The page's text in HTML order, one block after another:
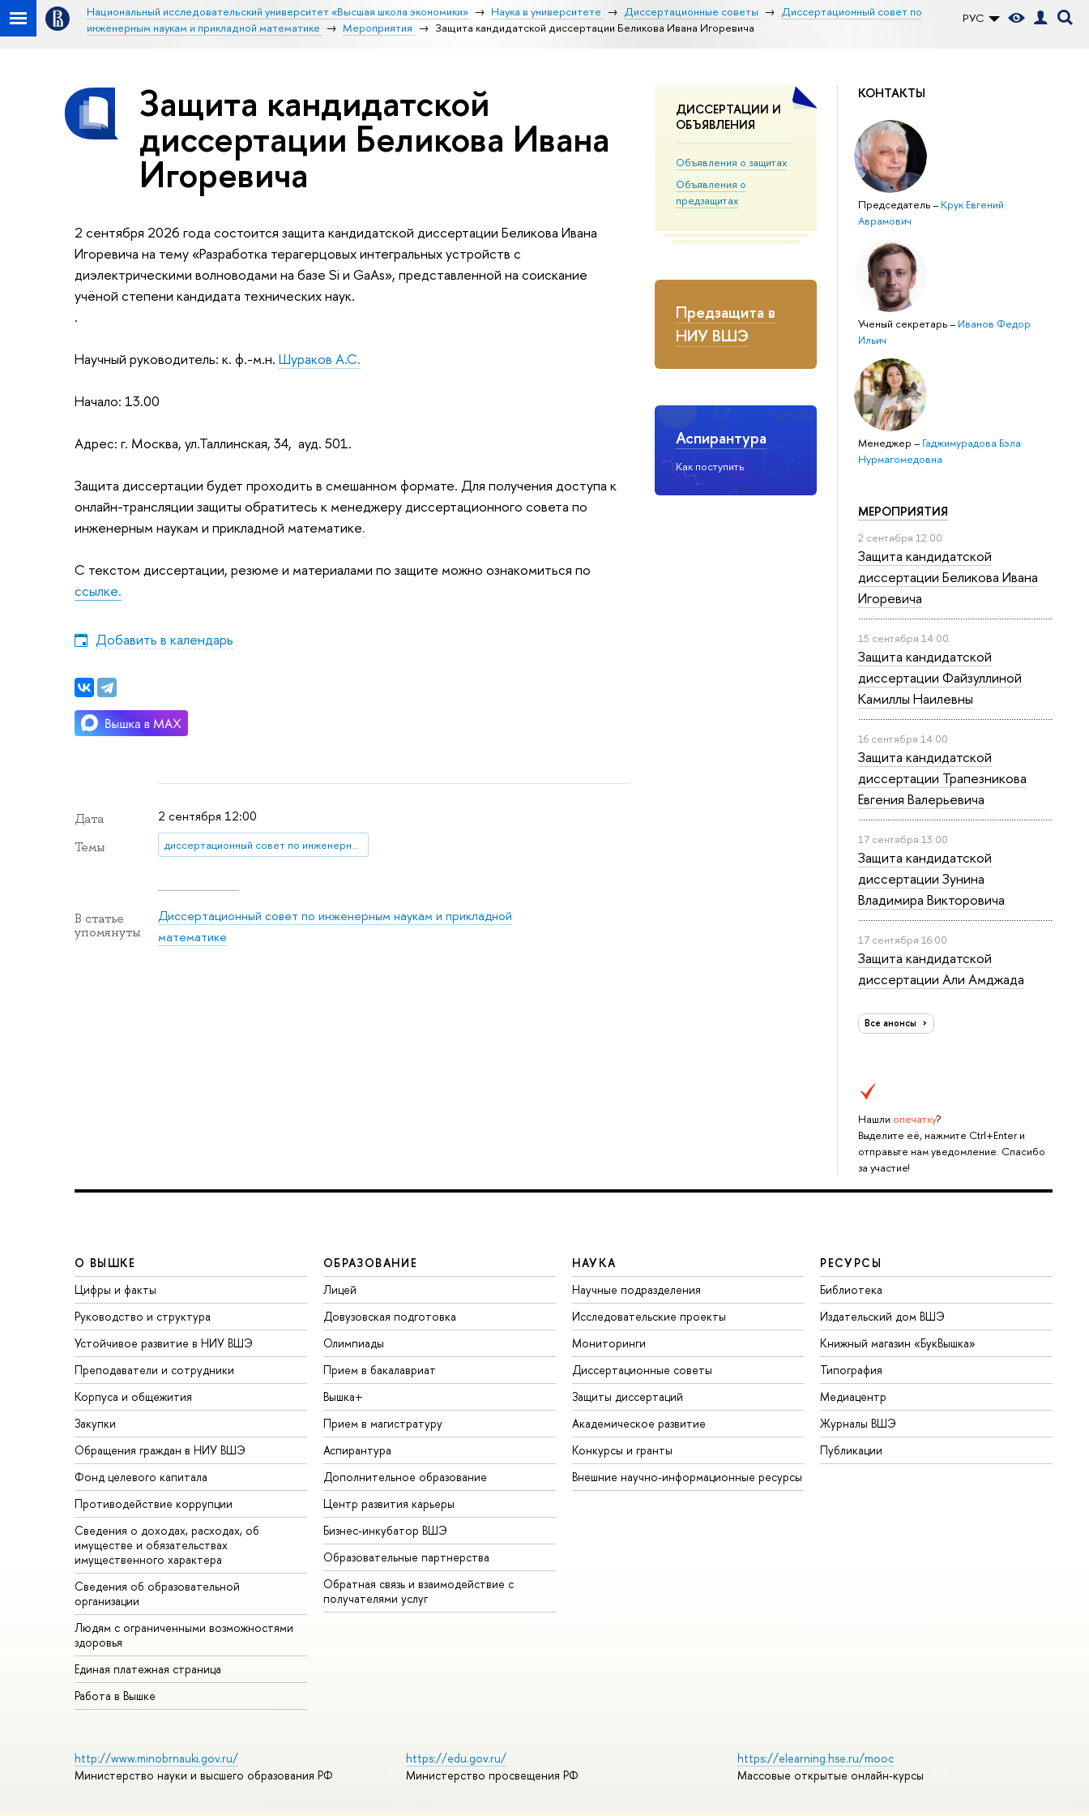
РУС
Национальный исследовательский университет «Высшая школа экономики» Наука в университете Диссертационные советы
Диссертационный совет по
инженерным наукам и прикладной математике
Мероприятия Защита кандидатской диссертации Беликова Ивана Игоревича
ДИССЕРТАЦИИ И
ОБЪЯВЛЕНИЯ
Объявления о защитах
Объявления о
предзащитах
Предзащита в
НИУ ВШЭ
Аспирантура
Как поступить
КОНТАКТЫ
Председатель– Крук Евгений
Аврамович
Ученый секретарь– Иванов Федор
Ильич
Менеджер– Гаджимурадова Бэла
Нурмагомедовна
МЕРОПРИЯТИЯ
2 сентября 12:00
Защита кандидатской
диссертации Беликова Ивана
Игоревича
15 сентября 14:00
Защита кандидатской
диссертации Файзуллиной
Камиллы Наилевны
16 сентября 14:00
Защита кандидатской
диссертации Трапезникова
Евгения Валерьевича
17 сентября 13:00
Защита кандидатской
диссертации Зунина
Владимира Викторовича
17 сентября 16:00
Защита кандидатской
диссертации Али Амджада
Все анонсы
Нашли опечатку?
Выделите её, нажмите Ctrl+Enter и
отправьте нам уведомление. Спасибо
за участие!
Защита кандидатской
диссертации Беликова Ивана
Игоревича
2 сентября 2026 года состоится защита кандидатской диссертации Беликова Ивана
Игоревича на тему «Разработка терагерцовых интегральных устройств с
диэлектрическими волноводами на базе Si и GaAs», представленной на соискание
учёной степени кандидата технических наук.
.
Научный руководитель: к. ф.-м.н. Шураков А.С.
Начало: 13.00
Адрес: г. Москва, ул.Таллинская, 34, ауд. 501.
Защита диссертации будет проходить в смешанном формате. Для получения доступа к
онлайн-трансляции защиты обратитесь к менеджеру диссертационного совета по
инженерным наукам и прикладной математике.
С текстом диссертации, резюме и материалами по защите можно ознакомиться по
ссылке.
Добавить в календарь
Дата 2 сентября 12:00
Темы диссертационный совет по инженерным наукам и прикладной математике
В статье
упомянуты
Диссертационный совет по инженерным наукам и прикладной
математике
О ВЫШКЕ
Цифры и факты
Руководство и структура
Устойчивое развитие в НИУ ВШЭ
Преподаватели и сотрудники
Корпуса и общежития
Закупки
Обращения граждан в НИУ ВШЭ
Фонд целевого капитала
Противодействие коррупции
Сведения о доходах, расходах, об
имуществе и обязательствах
имущественного характера
Сведения об образовательной
организации
Людям с ограниченными возможностями
здоровья
Единая платежная страница
Работа в Вышке
ОБРАЗОВАНИЕ
Лицей
Довузовская подготовка
Олимпиады
Прием в бакалавриат
Вышка+
Прием в магистратуру
Аспирантура
Дополнительное образование
Центр развития карьеры
Бизнес-инкубатор ВШЭ
Образовательные партнерства
Обратная связь и взаимодействие с
получателями услуг
НАУКА
Научные подразделения
Исследовательские проекты
Мониторинги
Диссертационные советы
Защиты диссертаций
Академическое развитие
Конкурсы и гранты
Внешние научно-информационные ресурсы
РЕСУРСЫ
Библиотека
Издательский дом ВШЭ
Книжный магазин «БукВышка»
Типография
Медиацентр
Журналы ВШЭ
Публикации
http://www.minobrnauki.gov.ru/
Министерство науки и высшего образования РФ
https://edu.gov.ru/
Министерство просвещения РФ
https://elearning.hse.ru/mooc
Массовые открытые онлайн-курсы